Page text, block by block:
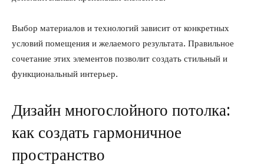
Выбор материалов и технологий зависит от конкретных
условий помещения и желаемого результата. Правильное
сочетание этих элементов позволит создать стильный и
функциональный интерьер.
Дизайн многослойного потолка:
как создать гармоничное
пространство